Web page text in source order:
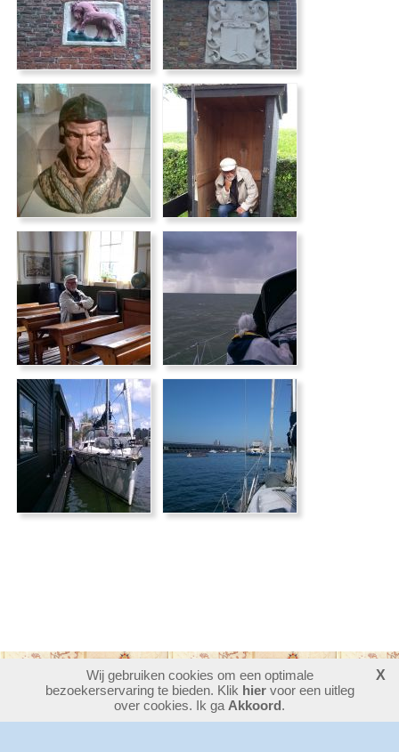
30386399bezoekers - 6 online
login
Wij gebruiken cookies om een optimale
bezoekerservaring te bieden. Klik hiervoor een uitleg
over cookies. Ik ga Akkoord.
X